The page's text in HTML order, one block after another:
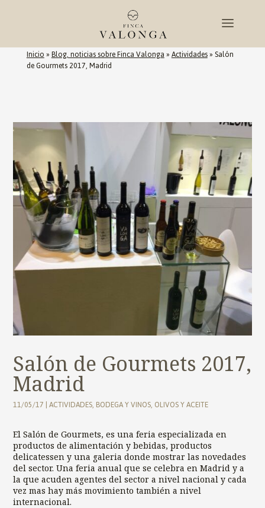
Inicio»Blog, noticias sobre Finca Valonga»Actividades» Salón
de Gourmets 2017, Madrid
Salón de Gourmets 2017,
Madrid
11/05/17 |ACTIVIDADES, BODEGA Y VINOS, OLIVOS Y ACEITE
El Salón de Gourmets, es una feria especializada en
productos de alimentación y bebidas, productos
delicatessen y una galeria donde mostrar las novedades
del sector. Una feria anual que se celebra en Madrid y a
la que acuden agentes del sector a nivel nacional y cada
vez mas hay más movimiento también a nivel
internacional.